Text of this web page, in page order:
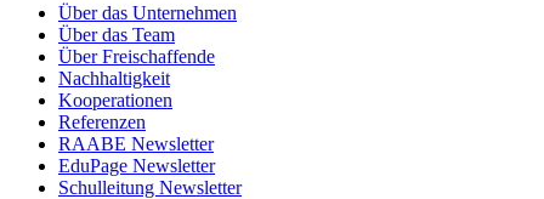
Über das Unternehmen
Über das Team
Über Freischaffende
Nachhaltigkeit
Kooperationen
Referenzen
RAABE Newsletter
EduPage Newsletter
Schulleitung Newsletter